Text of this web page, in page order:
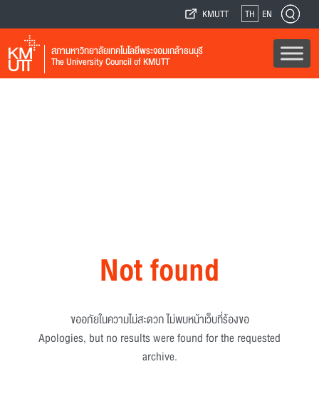
KMUTT TH EN
สภามหาวิทยาลัยเทคโนโลยีพระจอมเกล้าธนบุรี
The University Council of KMUTT
Not found
ขออภัยในความไม่สะดวก ไม่พบหน้าเว็บที่ร้องขอ
Apologies, but no results were found for the requested
archive.